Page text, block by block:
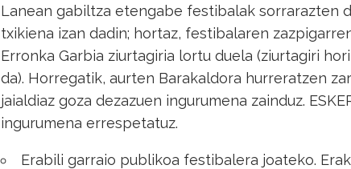
Lanean gabiltza etengabe festibalak sorrarazten
txikiena izan dadin; hortaz, festibalaren
Erronka Garbia ziurtagiria lortu duela (ziurtagiri
da). Horregatik, aurten Barakaldora hurreratzen
jaialdiaz goza dezazuen ingurumena zainduz.
ingurumena errespetatuz.
Erabili garraio publikoa festibalera joateko.